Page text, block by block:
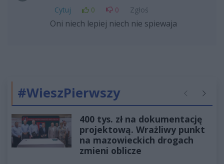
Cytuj
0 0 Zgłoś
Oni niech lepiej niech nie spiewaja
#WieszPierwszy Poprzednie
400 tys. zł na dokumentację
projektową. Wrażliwy punkt
na mazowieckich drogach
zmieni oblicze